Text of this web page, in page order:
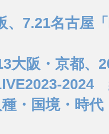
、7.21名古屋
大阪・京都、
2024
・国境・時